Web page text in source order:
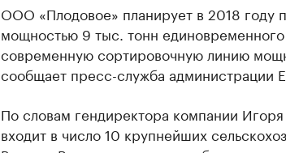
ООО «Плодовое» планирует в 2018 году
мощностью 9 тыс. тонн единовременного
современную сортировочную линию
сообщает пресс-служба администрации
По словам гендиректора компании
входит в число 10 крупнейших